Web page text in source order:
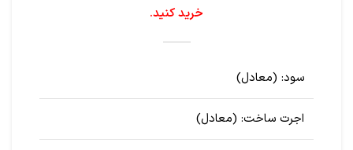
خرید کنید.
سود: (معادل)
اجرت ساخت: (معادل)